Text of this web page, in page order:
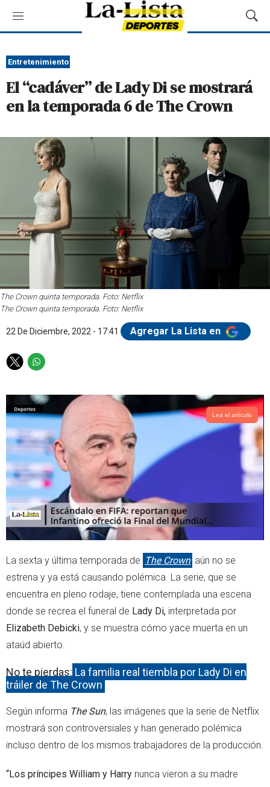
M
e
ú
M
o
a
r
s
Entretenimiento
El “cadáver” de Lady Di se mostrará
en la temporada 6 de The Crown
The Crown quinta temporada. Foto: Netflix
The Crown quinta temporada. Foto: Netflix
22 De Diciembre, 2022 - 17:41 Agregar La Lista en
T
i
t
t
e
r
W
a
t
s
a
p
p
Lea el artículo
La sexta y última temporada de The Crown aún no se
estrena y ya está causando polémica. La serie, que se
encuentra en pleno rodaje, tiene contemplada una escena
donde se recrea el funeral de Lady Di, interpretada por
Elizabeth Debicki, y se muestra cómo yace muerta en un
ataúd abierto.
No te pierdas: La familia real tiembla por Lady Di en
tráiler de The Crown
Según informa The Sun, las imágenes que la serie de Netflix
mostrará son controversiales y han generado polémica
incluso dentro de los mismos trabajadores de la producción.
“Los príncipes William y Harry nunca vieron a su madre